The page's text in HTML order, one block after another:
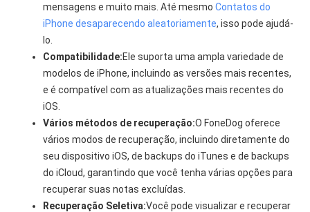
mensagens e muito mais. Até mesmoContatos do
iPhone desaparecendo aleatoriamente, isso pode ajudá-
lo.
Compatibilidade:Ele suporta uma ampla variedade de
modelos de iPhone, incluindo as versões mais recentes,
e é compatível com as atualizações mais recentes do
iOS.
Vários métodos de recuperação:O FoneDog oferece
vários modos de recuperação, incluindo diretamente do
seu dispositivo iOS, de backups do iTunes e de backups
do iCloud, garantindo que você tenha várias opções para
recuperar suas notas excluídas.
Recuperação Seletiva:Você pode visualizar e recuperar